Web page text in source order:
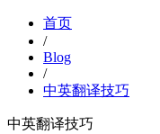
首页
/
Blog
/
中英翻译技巧
中英翻译技巧